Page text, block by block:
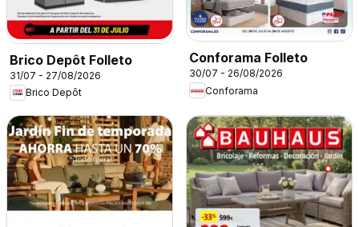
Brico Depôt Folleto
31/07 - 27/08/2026
Brico Depôt
Conforama Folleto
30/07 - 26/08/2026
Conforama